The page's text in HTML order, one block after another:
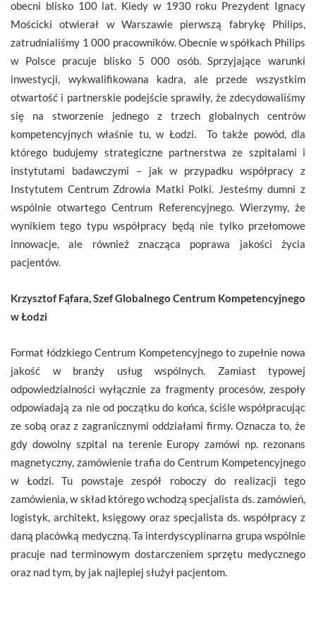
obecni blisko 100 lat. Kiedy w 1930 roku Prezydent Ignacy
Mościcki otwierał w Warszawie pierwszą fabrykę Philips,
zatrudnialiśmy 1 000 pracowników. Obecnie w spółkach Philips
w Polsce pracuje blisko 5 000 osób. Sprzyjające warunki
inwestycji, wykwalifikowana kadra, ale przede wszystkim
otwartość i partnerskie podejście sprawiły, że zdecydowaliśmy
się na stworzenie jednego z trzech globalnych centrów
kompetencyjnych właśnie tu, w Łodzi. To także powód, dla
którego budujemy strategiczne partnerstwa ze szpitalami i
instytutami badawczymi – jak w przypadku współpracy z
Instytutem Centrum Zdrowia Matki Polki. Jesteśmy dumni z
wspólnie otwartego Centrum Referencyjnego. Wierzymy, że
wynikiem tego typu współpracy będą nie tylko przełomowe
innowacje, ale również znacząca poprawa jakości życia
pacjentów.
Krzysztof Fąfara, Szef Globalnego Centrum Kompetencyjnego
w Łodzi
Format łódzkiego Centrum Kompetencyjnego to zupełnie nowa
jakość w branży usług wspólnych. Zamiast typowej
odpowiedzialności wyłącznie za fragmenty procesów, zespoły
odpowiadają za nie od początku do końca, ściśle współpracując
ze sobą oraz z zagranicznymi oddziałami firmy. Oznacza to, że
gdy dowolny szpital na terenie Europy zamówi np. rezonans
magnetyczny, zamówienie trafia do Centrum Kompetencyjnego
w Łodzi. Tu powstaje zespół roboczy do realizacji tego
zamówienia, w skład którego wchodzą specjalista ds. zamówień,
logistyk, architekt, księgowy oraz specjalista ds. współpracy z
daną placówką medyczną. Ta interdyscyplinarna grupa wspólnie
pracuje nad terminowym dostarczeniem sprzętu medycznego
oraz nad tym, by jak najlepiej służył pacjentom.